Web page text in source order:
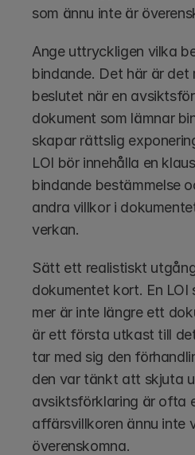
som ännu inte är
Ange uttryckligen vilka
bindande. Det här är det
beslutet när en
dokument som lämnar
skapar rättslig
LOI bör innehålla en
bindande bestämmelse
andra villkor i
verkan.
Sätt ett realistiskt
dokumentet kort. En LOI
mer är inte längre ett
är ett första utkast till
tar med sig den
den var tänkt att skjuta
avsiktsförklaring är ofta
affärsvillkoren ännu inte
överenskomna.